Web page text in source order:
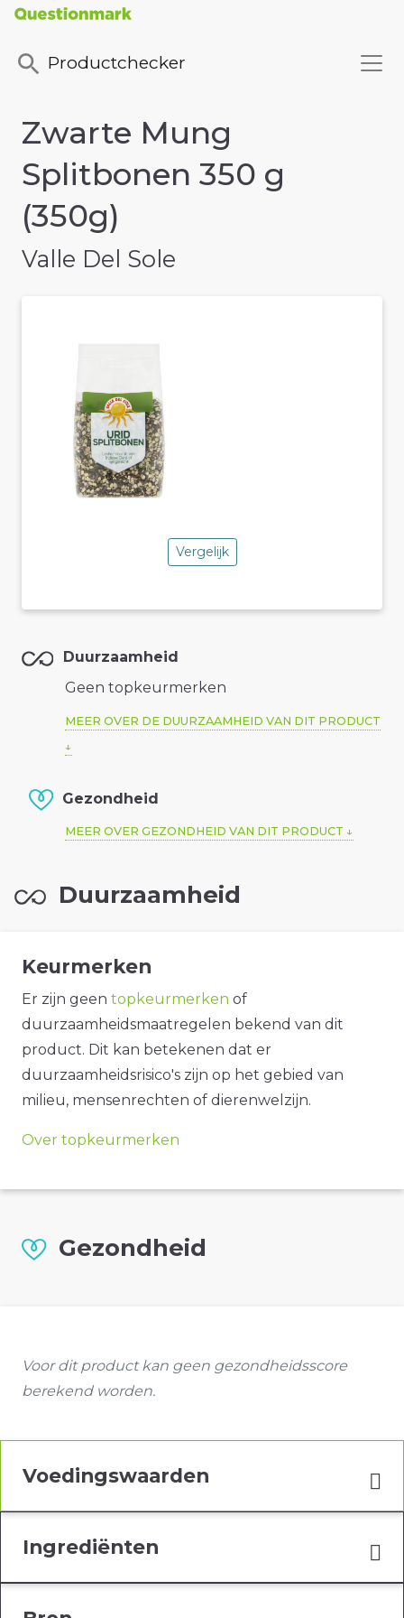
Productchecker
Zwarte Mung
Splitbonen 350 g
(350g)
Valle Del Sole
Vergelijk
Duurzaamheid
Geen topkeurmerken
MEER OVER DE DUURZAAMHEID VAN DIT PRODUCT
Gezondheid
MEER OVER GEZONDHEID VAN DIT PRODUCT
Duurzaamheid
Keurmerken
Er zijn geen topkeurmerken of
duurzaamheidsmaatregelen bekend van dit
product. Dit kan betekenen dat er
duurzaamheidsrisico's zijn op het gebied van
milieu, mensenrechten of dierenwelzijn.
Over topkeurmerken
Gezondheid
Voor dit product kan geen gezondheidsscore
berekend worden.
Voedingswaarden
Ingrediënten